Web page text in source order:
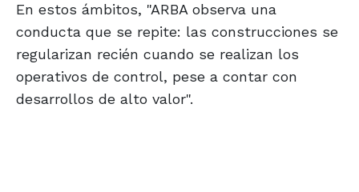
En estos ámbitos, "ARBA observa una
conducta que se repite: las construcciones se
regularizan recién cuando se realizan los
operativos de control, pese a contar con
desarrollos de alto valor".